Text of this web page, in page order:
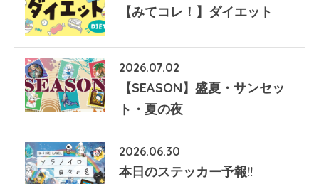
【みてコレ！】ダイエット
2026.07.02
【SEASON】盛夏・サンセッ
ト・夏の夜
2026.06.30
本日のステッカー予報!!